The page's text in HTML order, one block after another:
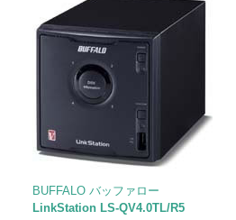
BUFFALO バッファロー
LinkStation LS-QV4.0TL/R5